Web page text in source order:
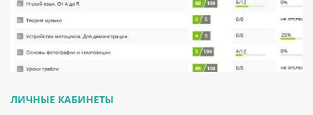
ЛИЧНЫЕ КАБИНЕТЫ